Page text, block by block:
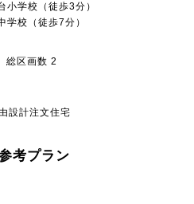
小学校（徒歩3分）
学校（徒歩7分）
区画数 2
設計注文住宅
考プラン